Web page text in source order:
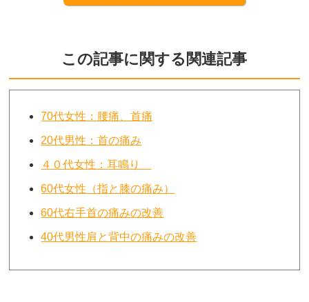
この記事に関する関連記事
70代女性：腰痛、首痛
20代男性：首の痛み
４０代女性：耳鳴り
60代女性（指と膝の痛み）
60代右手首の痛みの改善
40代男性肩と背中の痛みの改善